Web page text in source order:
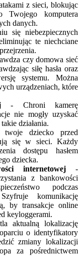
z sieci, blokując
Twojego komputera
danych.
się niebezpiecznych
te niechciane
czy domowa sieć
siłę hasła oraz
systemu. Można
urządzeniach, które
- Chroni kamerę
nie mogły uzyskać
działania.
dziecko przed
się w sieci. Każdy
dostępu hasłem
dziecka.
internetowej -
z bankowości
podczas
komunikację
by transakcje online
keyloggerami.
aktualną lokalizację
o identyfikatory
zmiany lokalizacji
za pośrednictwem